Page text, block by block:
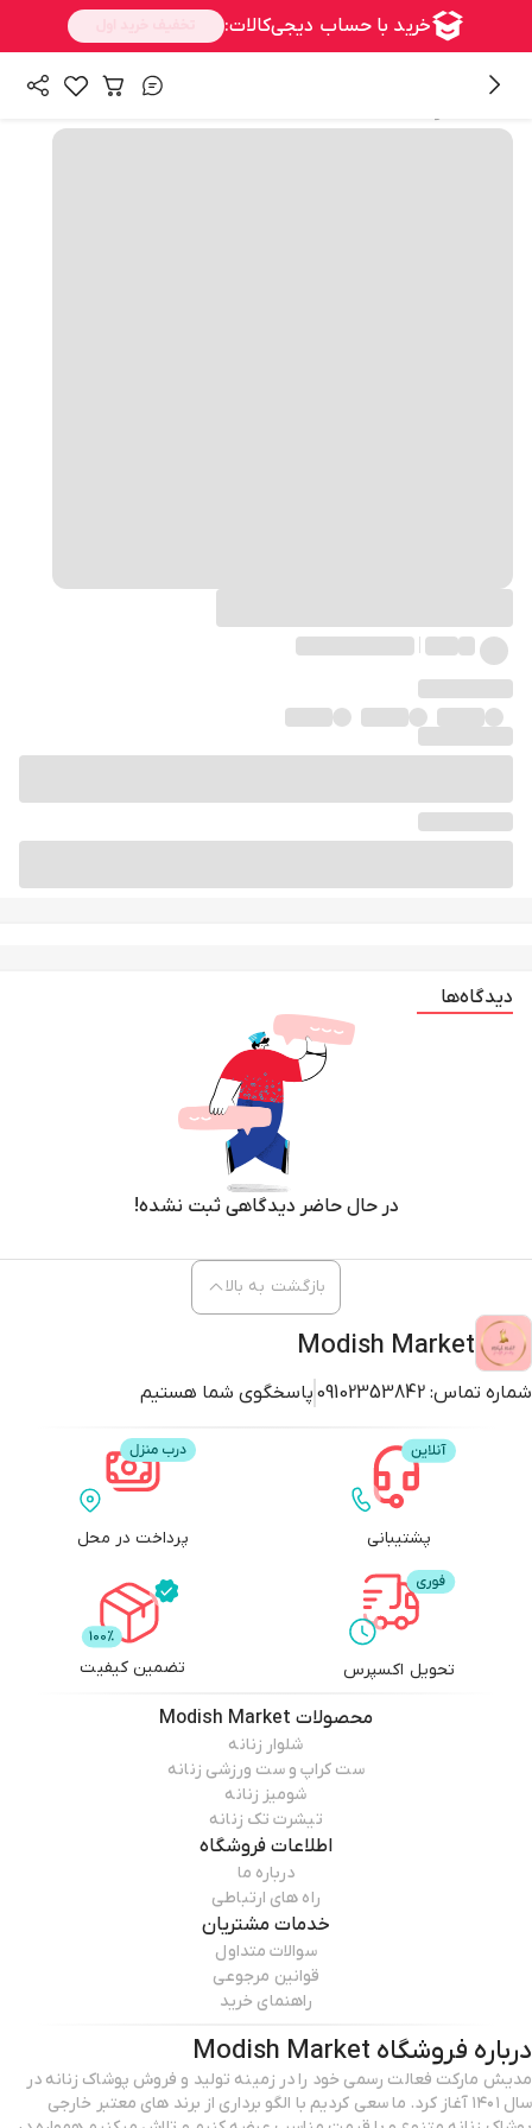
دیدگاه‌ها
در حال حاضر دیدگاهی ثبت نشده!
Modish Market
شماره تماس: 09102353842 پاسخگوی شما هستیم
بازگشت به بالا
پشتیبانی پرداخت در محل
تحویل اکسپرس تضمین کیفیت
محصولات Modish Market
شلوار زنانه
ست کراپ و ست ورزشی زنانه
شومیز زنانه
تیشرت تک زنانه
اطلاعات فروشگاه
درباره ما
راه های ارتباطی
خدمات مشتریان
سوالات متداول
قوانین مرجوعی
راهنمای خرید
درباره فروشگاه Modish Market
مدیش مارکت فعالت رسمی خود را در زمینه تولید و فروش پوشاک زنانه در
سال ۱۴۰۱ آغاز کرد. ما سعی کردیم با الگو برداری از برند های معتبر خارجی